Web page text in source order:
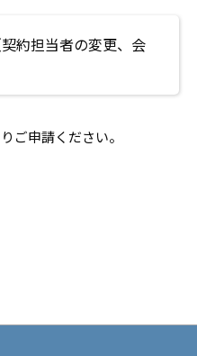
約担当者の変更、会
ご申請ください。